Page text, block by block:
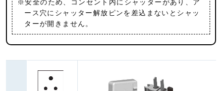
※安全のため、コンセント内にシャッターがあり、ア
ース穴にシャッター解放ピンを差込まないとシャッ
ターが開きません。